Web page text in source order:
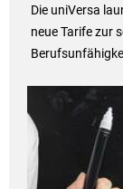
Die uniVersa
neue Tarife zur